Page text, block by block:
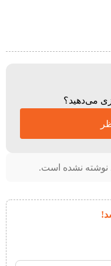
نوشته نشده است.
می‌دهید؟